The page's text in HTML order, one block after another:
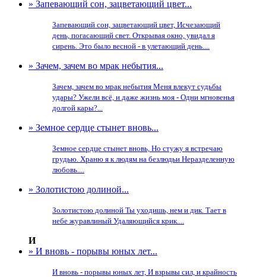
» Запевающий сон, зацветающий цвет...
Запевающий сон, зацветающий цвет, Исчезающий
день, погасающий свет. Открывая окно, увидал я
сирень. Это было весной - в улетающий день....
» Зачем, зачем во мрак небытия...
Зачем, зачем во мрак небытия Меня влекут судьбы
удары? Ужели всё, и даже жизнь моя - Одни мгновенья
долгой кары?...
» Земное сердце стынет вновь...
Земное сердце стынет вновь, Но стужу я встречаю
грудью. Храню я к людям на безлюдьи Неразделенную
любовь....
» Золотистою долиной...
Золотистою долиной Ты уходишь, нем и дик. Тает в
небе журавлиный Удаляющийся крик....
И
» И вновь - порывы юных лет...
И вновь - порывы юных лет, И взрывы сил, и крайность